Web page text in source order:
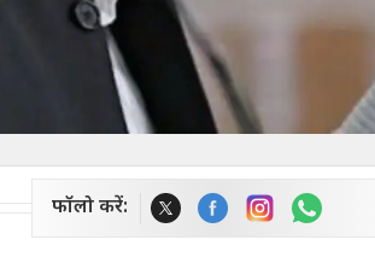
फॉलो करें: